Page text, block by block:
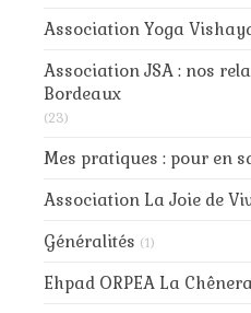
Association Yoga
Association JSA : nos
Bordeaux
(23)
Mes pratiques : pour en
Association La Joie de
Généralités (1)
Ehpad ORPEA La